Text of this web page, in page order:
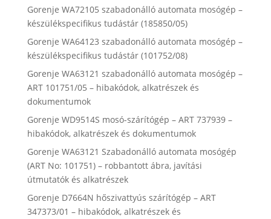
Gorenje WA72105 szabadonálló automata mosógép –
készülékspecifikus tudástár (185850/05)
Gorenje WA64123 szabadonálló automata mosógép –
készülékspecifikus tudástár (101752/08)
Gorenje WA63121 szabadonálló automata mosógép –
ART 101751/05 – hibakódok, alkatrészek és
dokumentumok
Gorenje WD9514S mosó-szárítógép – ART 737939 –
hibakódok, alkatrészek és dokumentumok
Gorenje WA63121 Szabadonálló automata mosógép
(ART No: 101751) – robbantott ábra, javítási
útmutatók és alkatrészek
Gorenje D7664N hőszivattyús szárítógép – ART
347373/01 – hibakódok, alkatrészek és